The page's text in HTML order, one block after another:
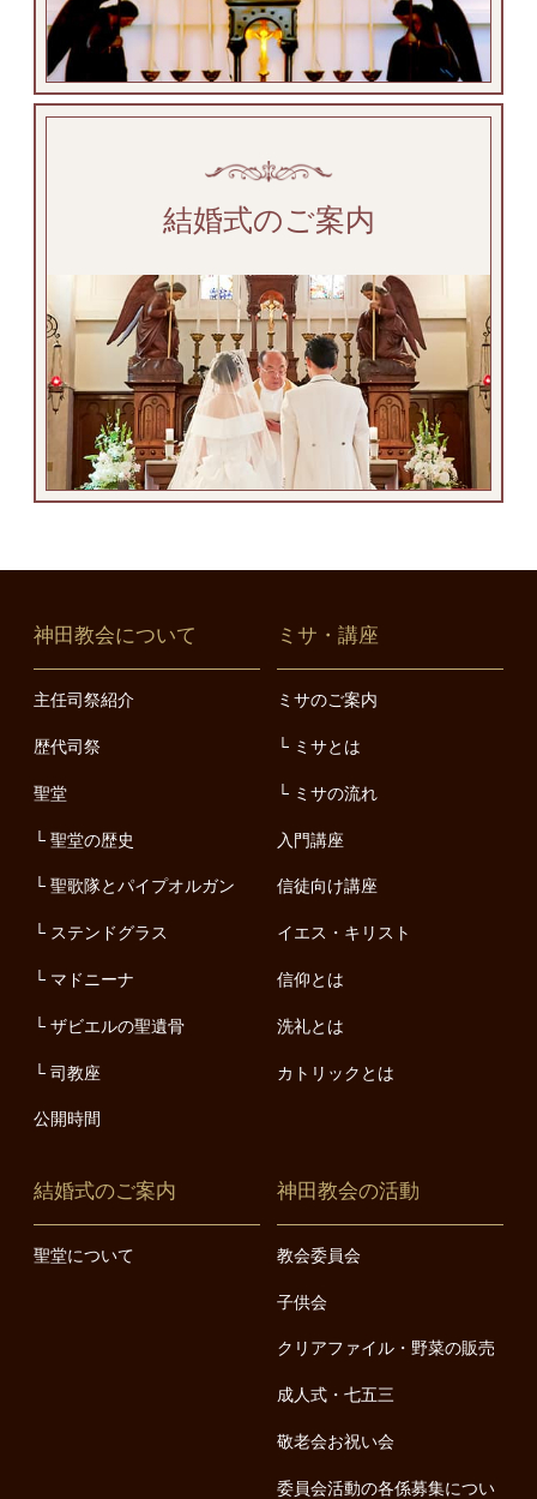
結婚式のご案内
神田教会について
主任司祭紹介
歴代司祭
聖堂
聖堂の歴史
聖歌隊とパイプオルガン
ステンドグラス
マドニーナ
ザビエルの聖遺骨
司教座
公開時間
ミサ・講座
ミサのご案内
ミサとは
ミサの流れ
入門講座
信徒向け講座
イエス・キリスト
信仰とは
洗礼とは
カトリックとは
結婚式のご案内
聖堂について
神田教会の活動
教会委員会
子供会
クリアファイル・野菜の販売
成人式・七五三
敬老会お祝い会
委員会活動の各係募集につい